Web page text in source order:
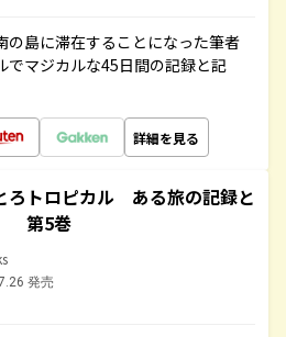
の島に滞在することになった筆者
でマジカルな45日間の記録と記
詳細を見る
ろトロピカル ある旅の記録と
第5巻
発売